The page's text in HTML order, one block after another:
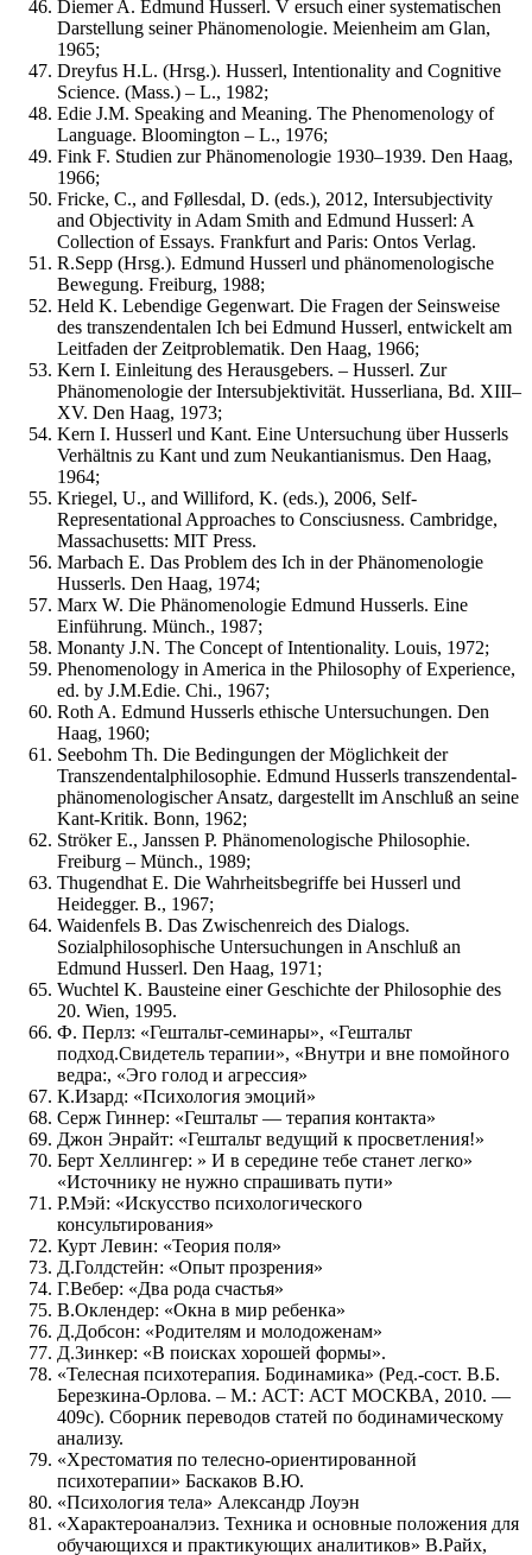
Diemer A. Edmund Husserl. V ersuch einer systematischen
Darstellung seiner Phänomenologie. Meienheim am Glan,
1965;
Dreyfus H.L. (Hrsg.). Husserl, Intentionality and Cognitive
Science. (Mass.) – L., 1982;
Edie J.M. Speaking and Meaning. The Phenomenology of
Language. Bloomington – L., 1976;
Fink F. Studien zur Phänomenologie 1930–1939. Den Haag,
1966;
Fricke, C., and Føllesdal, D. (eds.), 2012, Intersubjectivity
and Objectivity in Adam Smith and Edmund Husserl: A
Collection of Essays. Frankfurt and Paris: Ontos Verlag.
R.Sepp (Hrsg.). Edmund Husserl und phänomenologische
Bewegung. Freiburg, 1988;
Held K. Lebendige Gegenwart. Die Fragen der Seinsweise
des transzendentalen Ich bei Edmund Husserl, entwickelt am
Leitfaden der Zeitproblematik. Den Haag, 1966;
Kern I. Einleitung des Herausgebers. – Husserl. Zur
Phänomenologie der Intersubjektivität. Husserliana, Bd. XIII–
XV. Den Haag, 1973;
Kern I. Husserl und Kant. Eine Untersuchung über Husserls
Verhältnis zu Kant und zum Neukantianismus. Den Haag,
1964;
Kriegel, U., and Williford, K. (eds.), 2006, Self-
Representational Approaches to Consciusness. Cambridge,
Massachusetts: MIT Press.
Marbach E. Das Problem des Ich in der Phänomenologie
Husserls. Den Haag, 1974;
Marx W. Die Phänomenologie Edmund Husserls. Eine
Einführung. Münch., 1987;
Monanty J.N. The Concept of Intentionality. Louis, 1972;
Phenomenology in America in the Philosophy of Experience,
ed. by J.M.Edie. Chi., 1967;
Roth A. Edmund Husserls ethische Untersuchungen. Den
Haag, 1960;
Seebohm Th. Die Bedingungen der Möglichkeit der
Transzendentalphilosophie. Edmund Husserls transzendental-
phänomenologischer Ansatz, dargestellt im Anschluß an seine
Kant-Kritik. Bonn, 1962;
Ströker E., Janssen P. Phänomenologische Philosophie.
Freiburg – Münch., 1989;
Thugendhat E. Die Wahrheitsbegriffe bei Husserl und
Heidegger. В., 1967;
Waidenfels В. Das Zwischenreich des Dialogs.
Sozialphilosophische Untersuchungen in Anschluß an
Edmund Husserl. Den Haag, 1971;
Wuchtel K. Bausteine einer Geschichte der Philosophie des
20. Wien, 1995.
Ф. Перлз: «Гештальт-семинары», «Гештальт
подход.Свидетель терапии», «Внутри и вне помойного
ведра:, «Эго голод и агрессия»
К.Изард: «Психология эмоций»
Серж Гиннер: «Гештальт — терапия контакта»
Джон Энрайт: «Гештальт ведущий к просветления!»
Берт Хеллингер: » И в середине тебе станет легко»
«Источнику не нужно спрашивать пути»
Р.Мэй: «Искусство психологического
консультирования»
Курт Левин: «Теория поля»
Д.Голдстейн: «Опыт прозрения»
Г.Вебер: «Два рода счастья»
В.Оклендер: «Окна в мир ребенка»
Д.Добсон: «Родителям и молодоженам»
Д.Зинкер: «В поисках хорошей формы».
«Телесная психотерапия. Бодинамика» (Ред.-сост. В.Б.
Березкина-Орлова. – М.: АСТ: АСТ МОСКВА, 2010. —
409с). Сборник переводов статей по бодинамическому
анализу.
«Хрестоматия по телесно-ориентированной
психотерапии» Баскаков В.Ю.
«Психология тела» Александр Лоуэн
«Характероаналэиз. Техника и основные положения для
обучающихся и практикующих аналитиков» В.Райх,